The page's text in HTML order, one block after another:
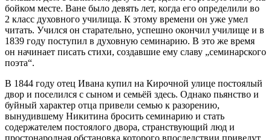
бойком месте. Ване было девять лет, когда его определили во
2 класс духовного училища. К этому времени он уже умел
читать. Учился он старательно, успешно окончил училище и в
1839 году поступил в духовную семинарию. В это же время
он начинает писать стихи, создавшие ему славу „семинарского
поэта“.
В 1844 году отец Ивана купил на Кирочной улице постоялый
двор и поселился с сыном и семьёй здесь. Однако пьянство и
буйный характер отца привели семью к разорению,
вынудившему Никитина бросить семинарию и стать
содержателем постоялого двора, странствующий люд и
простонародная обстановка которого впоследствии приведут